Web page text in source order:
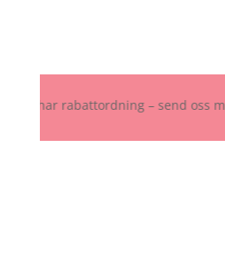
har rabattordning – send oss